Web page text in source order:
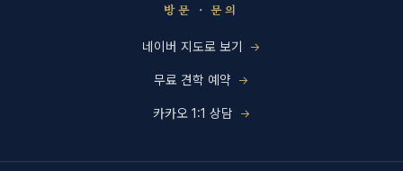
방문 · 문의
네이버 지도로 보기
무료 견학 예약
카카오 1:1 상담